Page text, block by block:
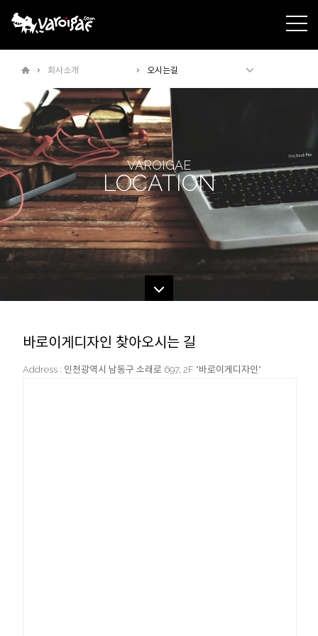
회사소개 오시는길
VAROIGAE
LOCATION
바로이게디자인 찾아오시는 길
Address : 인천광역시 남동구 소래로 697, 2F "바로이게디자인"